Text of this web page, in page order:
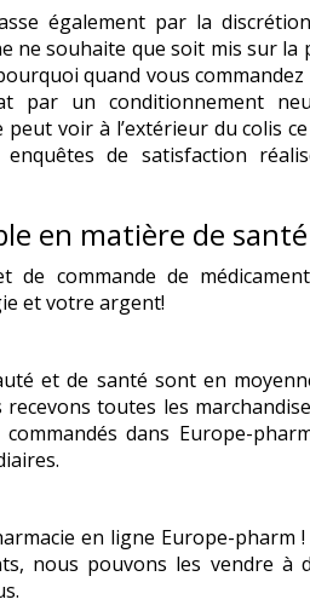
également par la
souhaite que soit mis sur la
quand vous
par un conditionnement
voir à l’extérieur du colis
de satisfaction
en matière de santé
de commande de
et votre argent!
et de santé sont en
toutes les
dans Europe-
en ligne Europe-pharm
nous pouvons les vendre à